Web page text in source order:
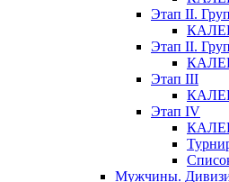
Этап II.
Этап II.
Этап III
Этап IV
Мужчины.